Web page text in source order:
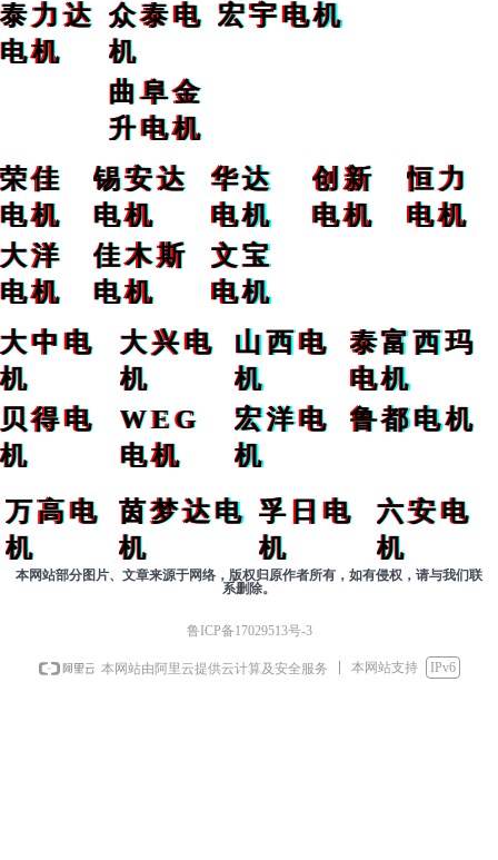
泰力达
电机
众泰电
机
曲阜金
升电机
宏宇电机
荣佳
电机
锡安达
电机
华达
电机
创新
电机
恒力
电机
大洋
电机
佳木斯
电机
文宝
电机
大中电
机
大兴电
机
山西电
机
泰富西玛
电机
贝得电
机
WEG
电机
宏洋电
机
鲁都电机
万高电
机
茵梦达电
机
孚日电
机
六安电
机
本网站部分图片、文章来源于网络，版权归原作者所有，如有侵权，请与我们联
系删除。
鲁ICP备17029513号-3
本网站由阿里云提供云计算及安全服务 本网站支持 IPv6